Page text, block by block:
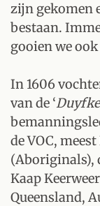
zijn gekomen
bestaan.
gooien we
In 1606
van de ‘
de VOC,
(Aboriginals),
Kaap
Queensland,